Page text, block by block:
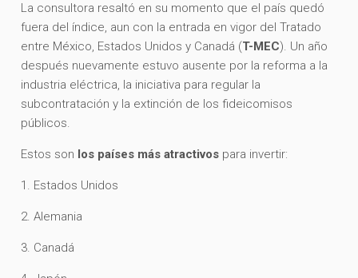
La consultora resaltó en su momento que el país quedó
fuera del índice, aun con la entrada en vigor del Tratado
entre México, Estados Unidos y Canadá (T-MEC). Un año
después nuevamente estuvo ausente por la reforma a la
industria eléctrica, la iniciativa para regular la
subcontratación y la extinción de los fideicomisos
públicos.
Estos son los países más atractivos para invertir:
1. Estados Unidos
2. Alemania
3. Canadá